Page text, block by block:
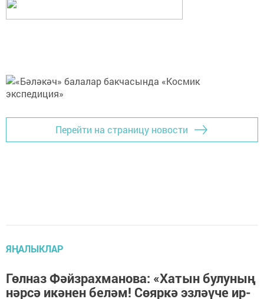
Перейти на страницу новости
ЯҢАЛЫКЛАР
Гөлназ Фәйзрахманова: «Хатын булуның
нәрсә икәнен беләм! Сөяркә эзләүче ир-